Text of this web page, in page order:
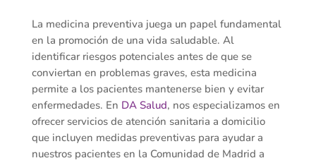
La medicina preventiva juega un papel fundamental
en la promoción de una vida saludable. Al
identificar riesgos potenciales antes de que se
conviertan en problemas graves, esta medicina
permite a los pacientes mantenerse bien y evitar
enfermedades. En DA Salud, nos especializamos en
ofrecer servicios de atención sanitaria a domicilio
que incluyen medidas preventivas para ayudar a
nuestros pacientes en la Comunidad de Madrid a